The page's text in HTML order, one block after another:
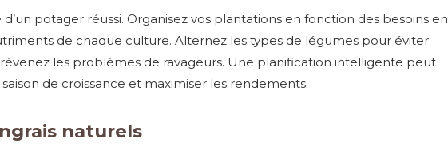
potager réussi. Organisez vos plantations en fonction des besoins en
de chaque culture. Alternez les types de légumes pour éviter
les problèmes de ravageurs. Une planification intelligente peut
de croissance et maximiser les rendements.
naturels